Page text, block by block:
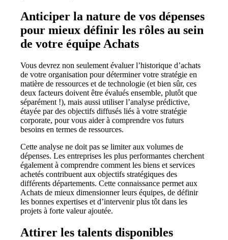
Anticiper la nature de vos dépenses
pour mieux définir les rôles au sein
de votre équipe Achats
Vous devrez non seulement évaluer l’historique d’achats
de votre organisation pour déterminer votre stratégie en
matière de ressources et de technologie (et bien sûr, ces
deux facteurs doivent être évalués ensemble, plutôt que
séparément !), mais aussi utiliser l’analyse prédictive,
étayée par des objectifs diffusés liés à votre stratégie
corporate, pour vous aider à comprendre vos futurs
besoins en termes de ressources.
Cette analyse ne doit pas se limiter aux volumes de
dépenses. Les entreprises les plus performantes cherchent
également à comprendre comment les biens et services
achetés contribuent aux objectifs stratégiques des
différents départements. Cette connaissance permet aux
Achats de mieux dimensionner leurs équipes, de définir
les bonnes expertises et d’intervenir plus tôt dans les
projets à forte valeur ajoutée.
Attirer les talents disponibles